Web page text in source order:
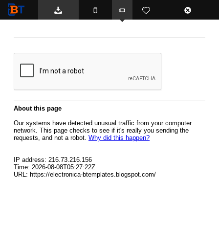
BTemplates